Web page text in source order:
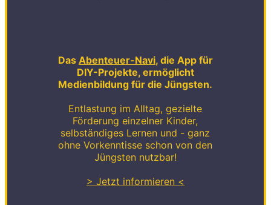
Das Abenteuer-Navi, die App für
DIY-Projekte, ermöglicht
Medienbildung für die Jüngsten.
Entlastung im Alltag, gezielte
Förderung einzelner Kinder,
selbständiges Lernen und - ganz
ohne Vorkenntisse schon von den
Jüngsten nutzbar!
> Jetzt informieren <